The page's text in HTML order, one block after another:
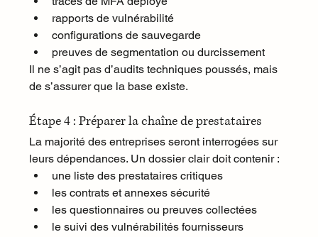
rapports de vulnérabilité
configurations de sauvegarde
preuves de segmentation ou durcissement
Il ne s’agit pas d’audits techniques poussés, mais
de s’assurer que la base existe.
Étape 4 : Préparer la chaîne de prestataires
La majorité des entreprises seront interrogées sur
leurs dépendances. Un dossier clair doit contenir :
une liste des prestataires critiques
les contrats et annexes sécurité
les questionnaires ou preuves collectées
le suivi des vulnérabilités fournisseurs